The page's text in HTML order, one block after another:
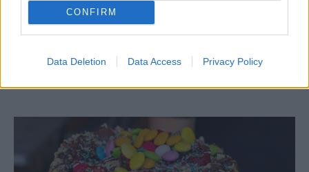
CONFIRM
Data Deletion Data Access Privacy Policy
ΝΕΕΣ ΑΦΙΞΕΙΣ
Το Steve’s στον Κεραμεικό επιστρέφει φέρνοντας